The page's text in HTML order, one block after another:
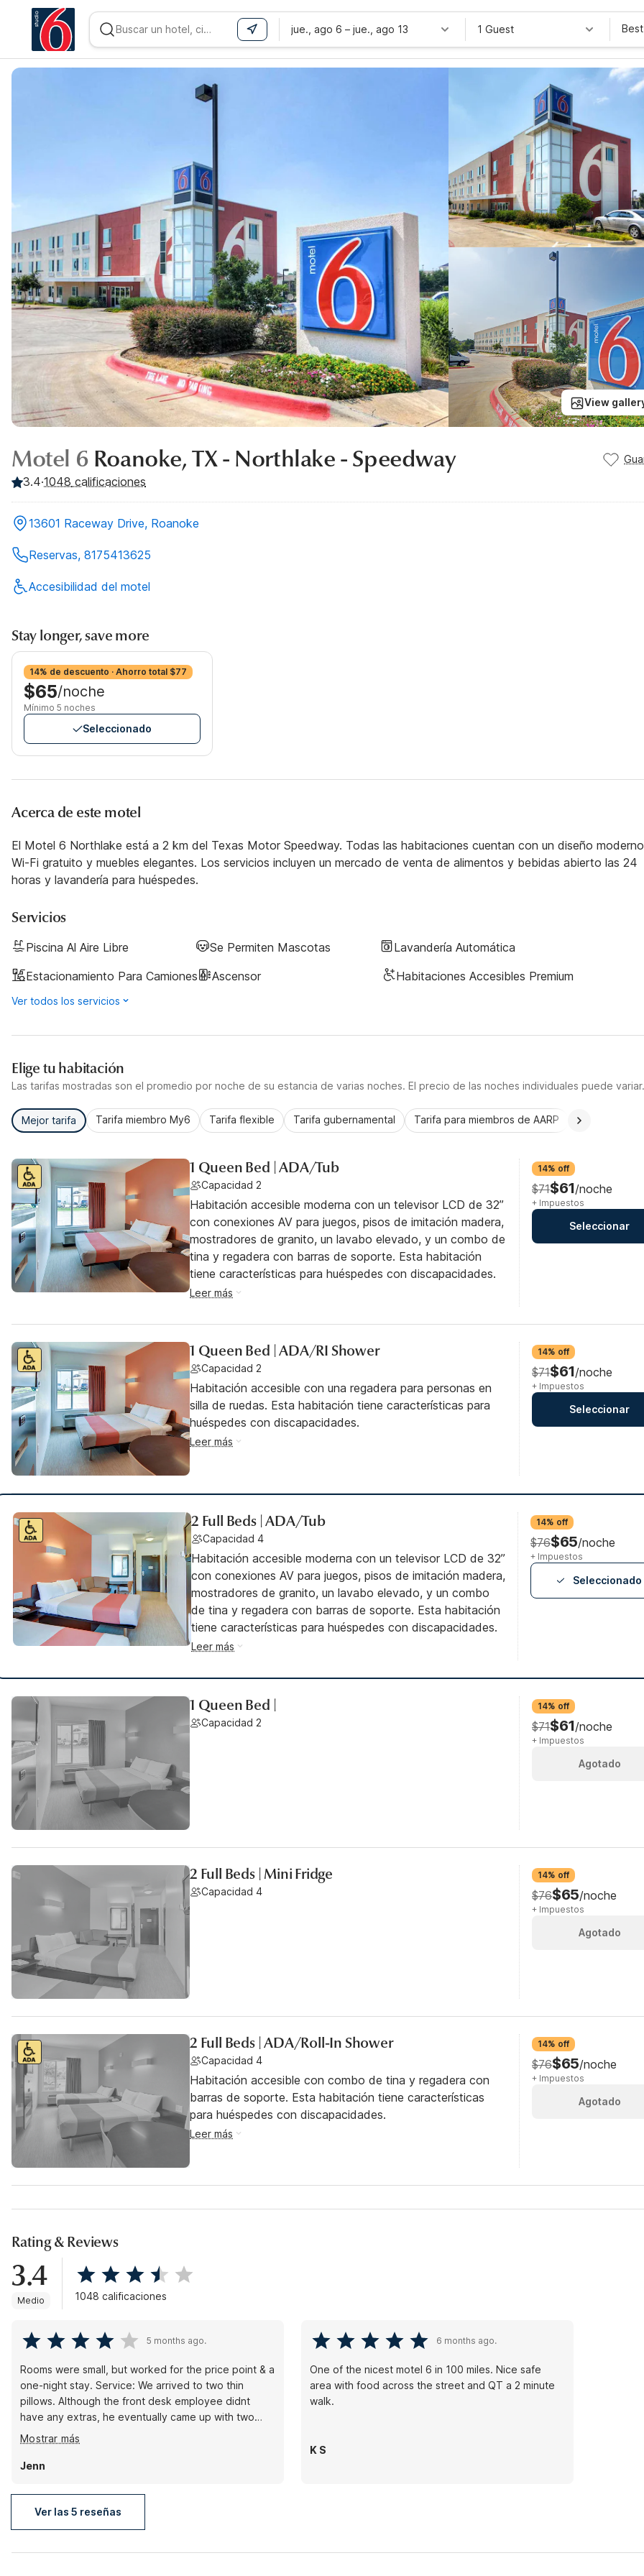
jue., ago 6 – jue., ago 13 1 Guest
View
Motel 6 Roanoke, TX - Northlake - Speedway
3.4·1048 calificaciones
13601 Raceway Drive, Roanoke
Reservas, 8175413625
Accesibilidad del motel
Stay longer, save more
14% de descuento · Ahorro total $77
$65/noche
Mínimo 5 noches
Seleccionado
Acerca de este motel
El Motel 6 Northlake está a 2 km del Texas Motor Speedway. Todas las habitaciones cuentan con un diseño
Wi-Fi gratuito y muebles elegantes. Los servicios incluyen un mercado de venta de alimentos y bebidas abierto las 24
horas y lavandería para huéspedes.
Servicios
Piscina Al Aire Libre Se Permiten Mascotas
Lavandería Automática
Estacionamiento Para Camiones
Ascensor Habitaciones Accesibles Premium
Ver todos los servicios
Elige tu habitación
Las tarifas mostradas son el promedio por noche de su estancia de varias noches. El precio de las noches individuales puede variar.
Mejor tarifa Tarifa miembro My6 Tarifa flexible Tarifa gubernamental Tarifa para miembros de AARP
1 Queen Bed | ADA/Tub
Capacidad 2
Habitación accesible moderna con un televisor LCD de 32”
con conexiones AV para juegos, pisos de imitación madera,
mostradores de granito, un lavabo elevado, y un combo de
tina y regadera con barras de soporte. Esta habitación
tiene características para huéspedes con discapacidades.
Leer más
14% off
$71$61/noche
+ Impuestos
Seleccionar
1 Queen Bed | ADA/RI Shower
Capacidad 2
Habitación accesible con una regadera para personas en
silla de ruedas. Esta habitación tiene características para
huéspedes con discapacidades.
Leer más
14% off
$71$61/noche
+ Impuestos
Seleccionar
2 Full Beds | ADA/Tub
Capacidad 4
Habitación accesible moderna con un televisor LCD de 32”
con conexiones AV para juegos, pisos de imitación madera,
mostradores de granito, un lavabo elevado, y un combo
de tina y regadera con barras de soporte. Esta habitación
tiene características para huéspedes con discapacidades.
Leer más
14% off
$76$65/noche
+ Impuestos
Seleccionado
1 Queen Bed |
Capacidad 2
14% off
$71$61/noche
+ Impuestos
Agotado
2 Full Beds | Mini Fridge
Capacidad 4
14% off
$76$65/noche
+ Impuestos
Agotado
2 Full Beds | ADA/Roll-In Shower
Capacidad 4
Habitación accesible con combo de tina y regadera con
barras de soporte. Esta habitación tiene características
para huéspedes con discapacidades.
Leer más
14% off
$76$65/noche
+ Impuestos
Agotado
Rating & Reviews
3.4
Medio 1048 calificaciones
5 months ago.
Rooms were small, but worked for the price point & a
one-night stay. Service: We arrived to two thin
pillows. Although the front desk employee didnt
have any extras, he eventually came up with two
extra pillows for us after some prodding. Overall, it
all worked out, the room & bed was clean. 4 stars,
because what hotel doesn't have extra pillows?
Mostrar más
Jenn
6 months ago.
One of the nicest motel 6 in 100 miles. Nice safe
area with food across the street and QT a 2 minute
walk.
K S
Ver las 5 reseñas